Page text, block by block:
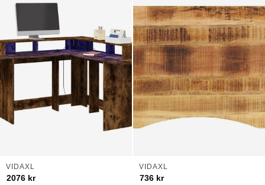
VIDAXL
2076 kr
VIDAXL
736 kr